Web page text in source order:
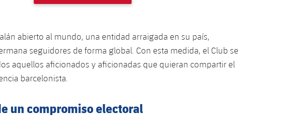
abierto al mundo, una entidad arraigada en su país,
seguidores de forma global. Con esta medida, el Club se
aquellos aficionados y aficionadas que quieran compartir el
barcelonista.
un compromiso electoral